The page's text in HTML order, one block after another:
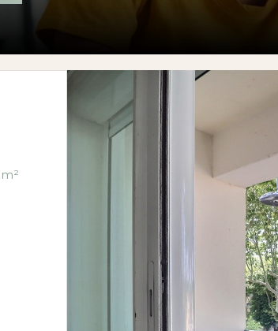
Appartement 3 pièce(s) 2 chambre(s) 60.93 m²